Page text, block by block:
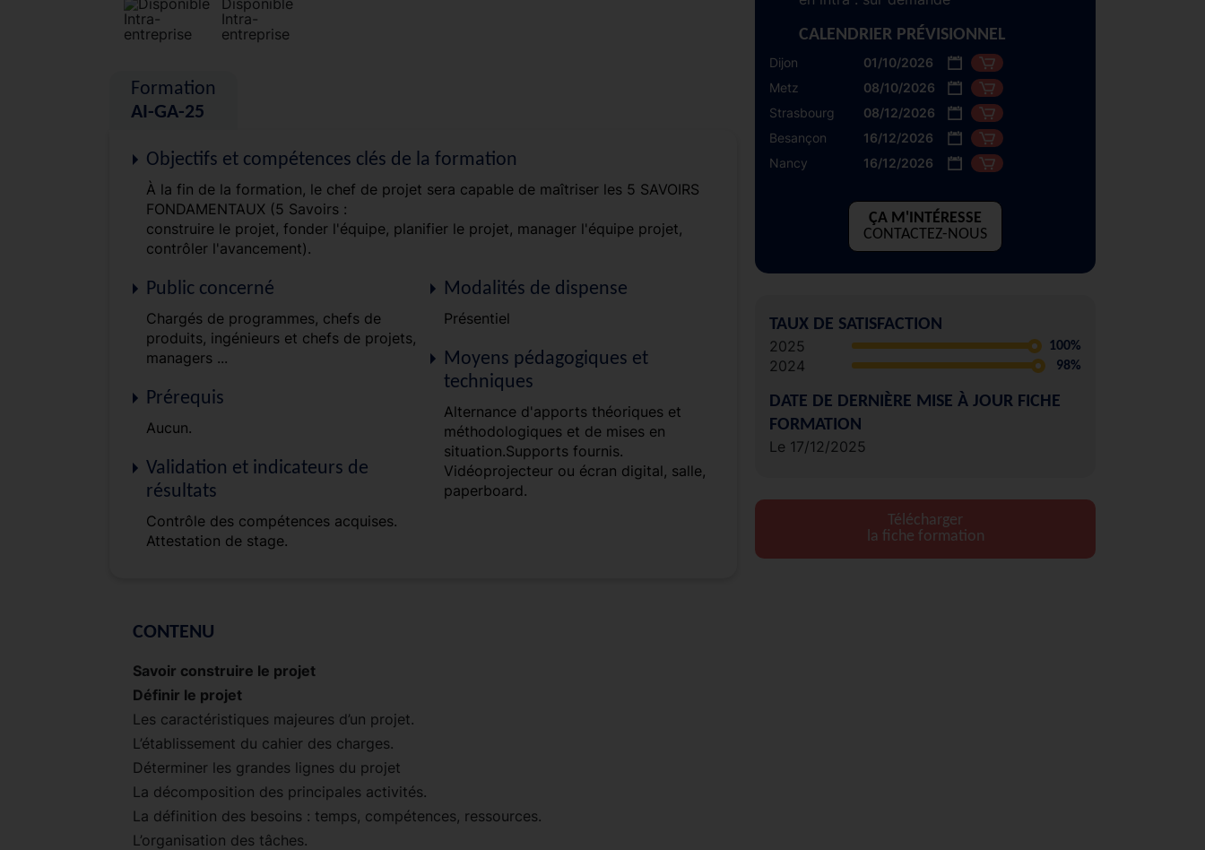
Intra-
entreprise
Formation
AI-GA-25
Objectifs et compétences clés de la formation
À la fin de la formation, le chef de projet sera capable de maîtriser les 5 SAVOIRS
FONDAMENTAUX (5 Savoirs :
construire le projet, fonder l'équipe, planifier le projet, manager l'équipe projet,
contrôler l'avancement).
Public concerné
Chargés de programmes, chefs de
produits, ingénieurs et chefs de projets,
managers ...
Prérequis
Aucun.
Validation et indicateurs de
résultats
Contrôle des compétences acquises.
Attestation de stage.
Modalités de dispense
Présentiel
Moyens pédagogiques et
techniques
Alternance d'apports théoriques et
méthodologiques et de mises en
situation.Supports fournis.
Vidéoprojecteur ou écran digital, salle,
paperboard.
CONTENU
Savoir construire le projet
Définir le projet
Les caractéristiques majeures d’un projet.
L’établissement du cahier des charges.
Déterminer les grandes lignes du projet
La décomposition des principales activités.
La définition des besoins : temps, compétences, ressources.
L’organisation des tâches.
CALENDRIER PRÉVISIONNEL
Dijon
01/10/2026
Metz
08/10/2026
Strasbourg
08/12/2026
Besançon
16/12/2026
Nancy
16/12/2026
ÇA M'INTÉRESSE
CONTACTEZ-NOUS
TAUX DE SATISFACTION
2025
100%
2024 98%
DATE DE DERNIÈRE MISE À JOUR FICHE
FORMATION
Le 17/12/2025
Télécharger
la fiche formation